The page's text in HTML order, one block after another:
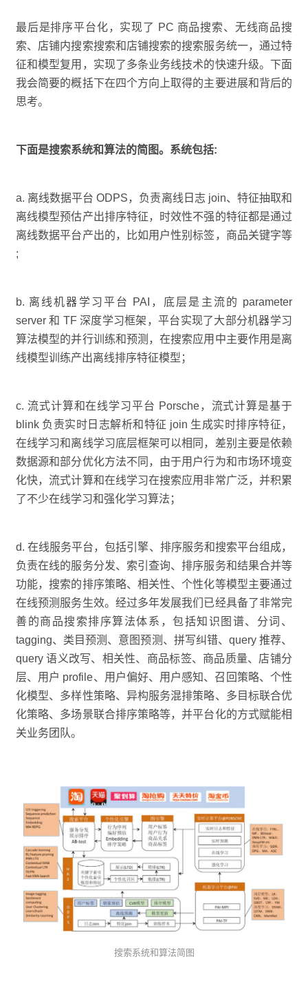
最后是排序平台化，实现了 PC 商品搜索、无线商品搜
索、店铺内搜索搜索和店铺搜索的搜索服务统一，通过特
征和模型复用，实现了多条业务线技术的快速升级。下面
我会简要的概括下在四个方向上取得的主要进展和背后的
思考。
下面是搜索系统和算法的简图。系统包括:
a. 离线数据平台 ODPS，负责离线日志 join、特征抽取和
离线模型预估产出排序特征，时效性不强的特征都是通过
离线数据平台产出的，比如用户性别标签，商品关键字等
;
b. 离线机器学习平台 PAI，底层是主流的 parameter
server 和 TF 深度学习框架，平台实现了大部分机器学习
算法模型的并行训练和预测，在搜索应用中主要作用是离
线模型训练产出离线排序特征模型；
c. 流式计算和在线学习平台 Porsche，流式计算是基于
blink 负责实时日志解析和特征 join 生成实时排序特征，
在线学习和离线学习底层框架可以相同，差别主要是依赖
数据源和部分优化方法不同，由于用户行为和市场环境变
化快，流式计算和在线学习在搜索应用非常广泛，并积累
了不少在线学习和强化学习算法；
d. 在线服务平台，包括引擎、排序服务和搜索平台组成，
负责在线的服务分发、索引查询、排序服务和结果合并等
功能，搜索的排序策略、相关性、个性化等模型主要通过
在线预测服务生效。经过多年发展我们已经具备了非常完
善的商品搜索排序算法体系，包括知识图谱、分词、
tagging、类目预测、意图预测、拼写纠错、query 推荐、
query 语义改写、相关性、商品标签、商品质量、店铺分
层、用户 profile、用户偏好、用户感知、召回策略、个性
化模型、多样性策略、异构服务混排策略、多目标联合优
化策略、多场景联合排序策略等，并平台化的方式赋能相
关业务团队。
搜索系统和算法简图